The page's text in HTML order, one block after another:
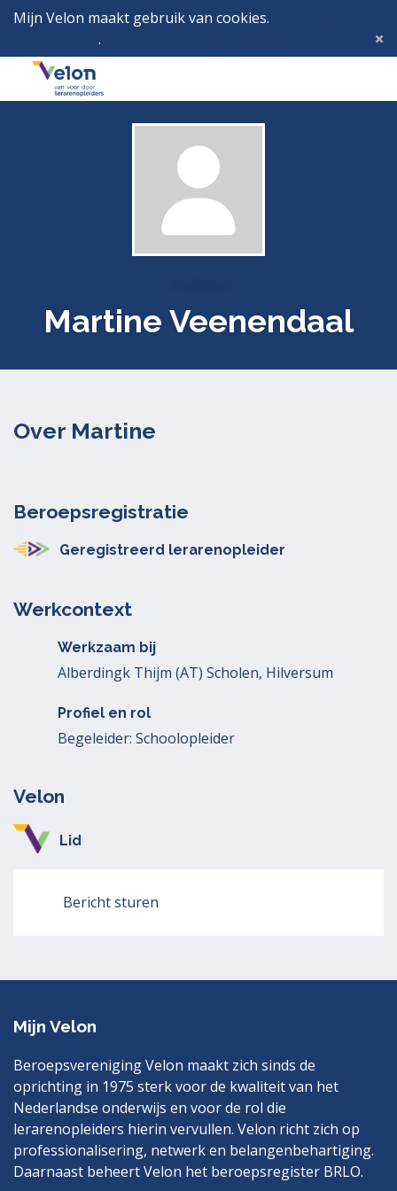
Mijn Velon maakt gebruik van cookies.
.
Menu
Martine Veenendaal
Over Martine
Beroepsregistratie
Geregistreerd lerarenopleider
Werkcontext
Werkzaam bij
Alberdingk Thijm (AT) Scholen, Hilversum
Profiel en rol
Begeleider: Schoolopleider
Velon
Lid
Bericht sturen
Mijn Velon
Beroepsvereniging Velon maakt zich sinds de
oprichting in 1975 sterk voor de kwaliteit van het
Nederlandse onderwijs en voor de rol die
lerarenopleiders hierin vervullen. Velon richt zich op
professionalisering, netwerk en belangenbehartiging.
Daarnaast beheert Velon het beroepsregister BRLO.